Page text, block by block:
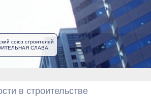
союз строителей
СЛАВА
в строительстве